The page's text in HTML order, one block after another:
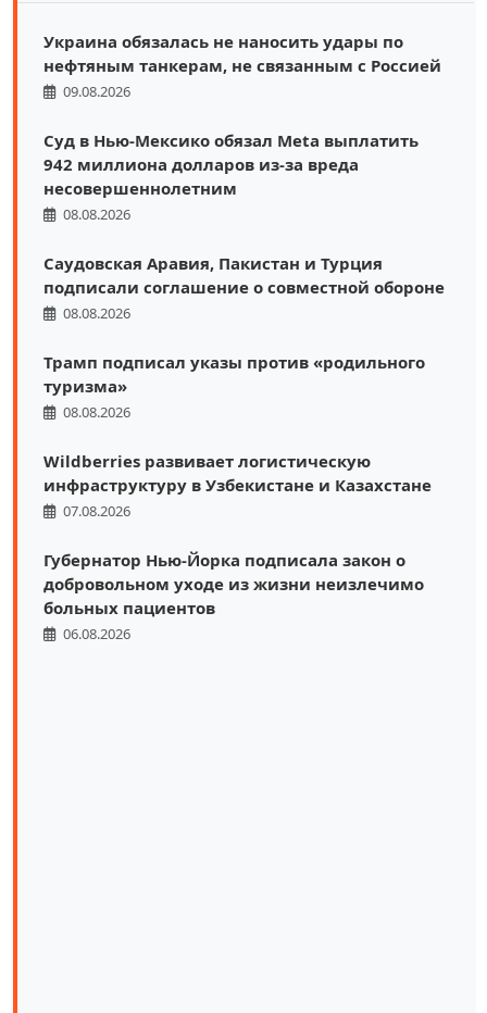
Украина обязалась не наносить удары по
нефтяным танкерам, не связанным с Россией
09.08.2026
Суд в Нью-Мексико обязал Meta выплатить
942 миллиона долларов из-за вреда
несовершеннолетним
08.08.2026
Саудовская Аравия, Пакистан и Турция
подписали соглашение о совместной обороне
08.08.2026
Трамп подписал указы против «родильного
туризма»
08.08.2026
Wildberries развивает логистическую
инфраструктуру в Узбекистане и Казахстане
07.08.2026
Губернатор Нью-Йорка подписала закон о
добровольном уходе из жизни неизлечимо
больных пациентов
06.08.2026